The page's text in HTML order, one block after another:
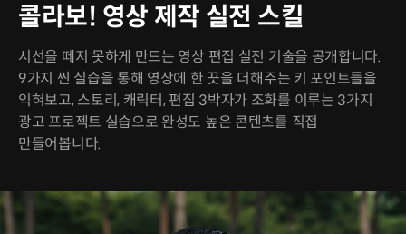
콜라보! 영상 제작 실전 스킬
시선을 떼지 못하게 만드는 영상 편집 실전 기술을 공개합니다.
9가지 씬 실습을 통해 영상에 한 끗을 더해주는 키 포인트들을
익혀보고, 스토리, 캐릭터, 편집 3박자가 조화를 이루는 3가지
광고 프로젝트 실습으로 완성도 높은 콘텐츠를 직접
만들어봅니다.